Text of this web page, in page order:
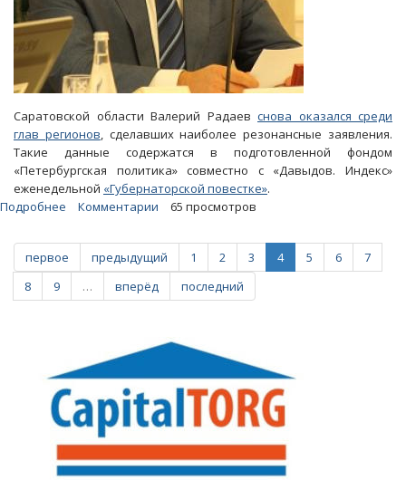
Саратовской области Валерий Радаев снова оказался среди
глав регионов, сделавших наиболее резонансные заявления.
Такие данные содержатся в подготовленной фондом
«Петербургская политика» совместно с «Давыдов. Индекс»
еженедельной «Губернаторской повестке».
Подробнее
Радаева
к
и
торговые
сети
заметили
эксперты
Комментарии 65 просмотров
первое предыдущий 1 2 3 4 5 6
7
8
9 … вперёд последний